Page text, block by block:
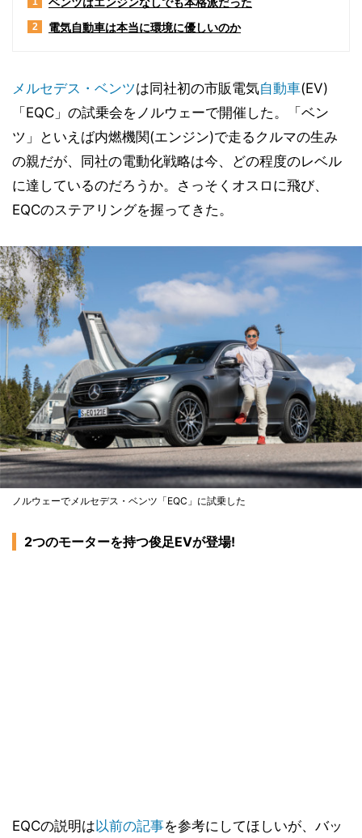
2 電気自動車は本当に環境に優しいのか
メルセデス・ベンツは同社初の市販電気自動車(EV)
「EQC」の試乗会をノルウェーで開催した。「ベン
ツ」といえば内燃機関(エンジン)で走るクルマの生み
の親だが、同社の電動化戦略は今、どの程度のレベル
に達しているのだろうか。さっそくオスロに飛び、
EQCのステアリングを握ってきた。
ノルウェーでメルセデス・ベンツ「EQC」に試乗した
2つのモーターを持つ俊足EVが登場!
EQCの説明は以前の記事を参考にしてほしいが、バッ